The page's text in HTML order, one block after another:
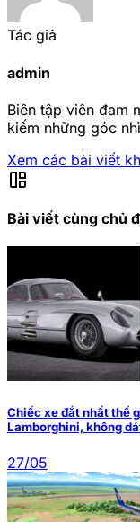
Tác giả
admin
Biên tập viên đam
kiếm những góc
Xem các bài viết
auto_awesome_mosaic
Bài viết cùng chủ
Chiếc xe đắt nhất thế
Lamborghini, không
27/05